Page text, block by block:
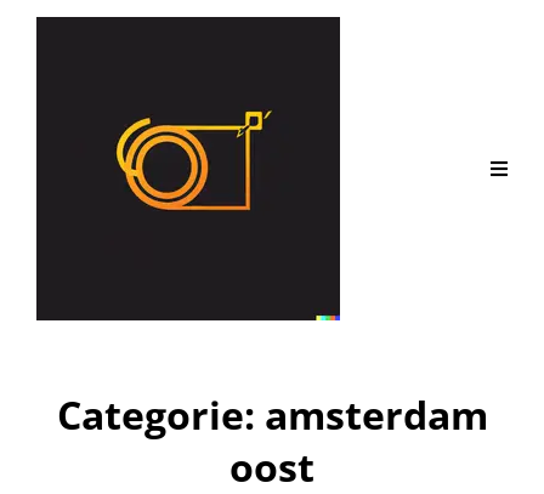
Categorie: amsterdam
oost